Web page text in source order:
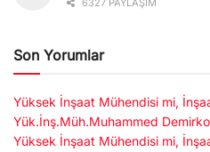
6327 PAYLAŞIM
Son Yorumlar
Yüksek İnşaat Mühendisi mi,
Yük.İnş.Müh.Muhammed
Yüksek İnşaat Mühendisi mi,